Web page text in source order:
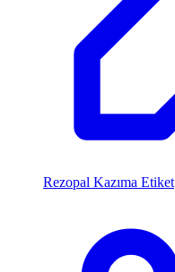
Rezopal Kazıma Etiket